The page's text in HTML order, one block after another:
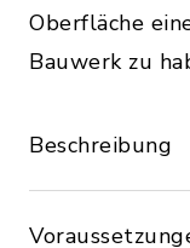
Oberfläche
Bauwerk zu
Beschreibung